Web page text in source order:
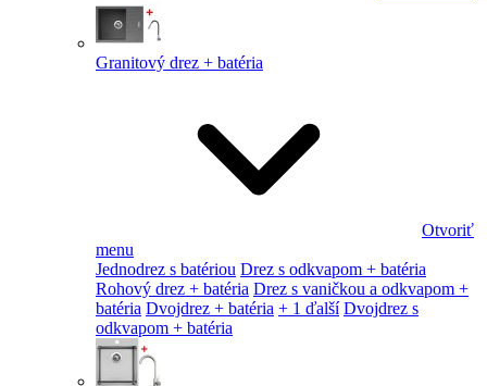
Granitový drez + batéria
Otvoriť
menu
Jednodrez s batériou Drez s odkvapom + batéria
Rohový drez + batéria Drez s vaničkou a odkvapom +
batéria Dvojdrez + batéria + 1 ďalší Dvojdrez s
odkvapom + batéria